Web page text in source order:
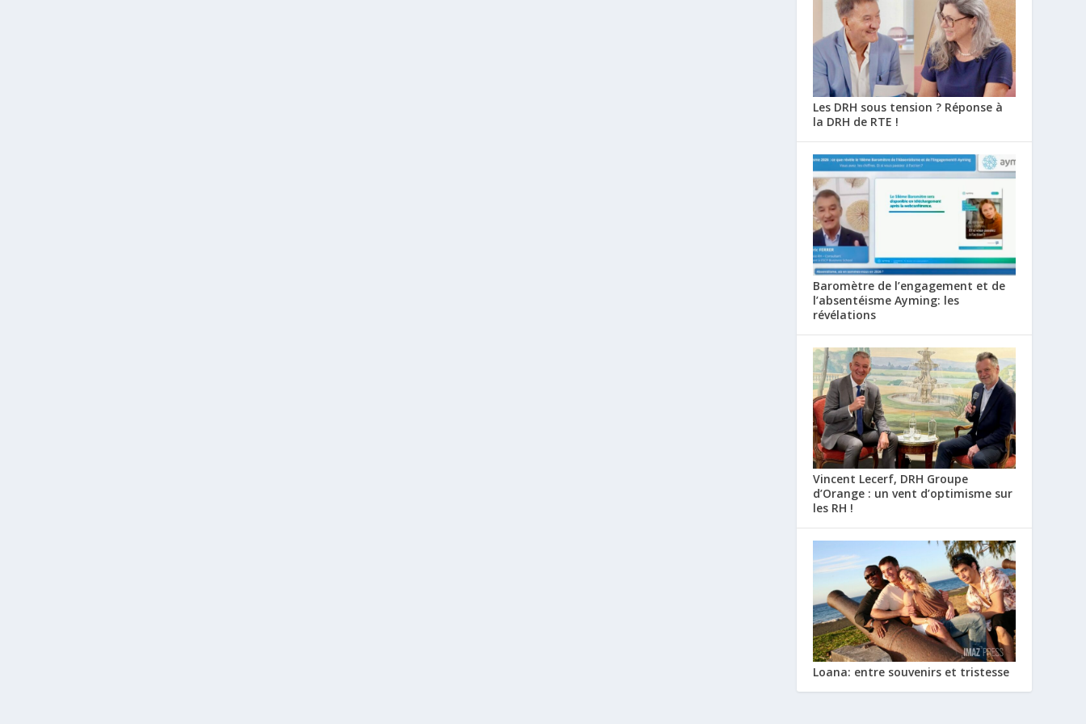
Les DRH sous tension ? Réponse à
la DRH de RTE !
Baromètre de l’engagement et de
l’absentéisme Ayming: les
révélations
Vincent Lecerf, DRH Groupe
d’Orange : un vent d’optimisme sur
les RH !
Loana: entre souvenirs et tristesse